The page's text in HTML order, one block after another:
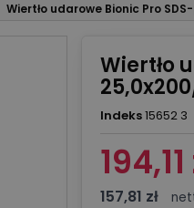
Wiertło udarowe Bionic Pro
Wiertło
Indeks15652 3
194,11
157,81 zł